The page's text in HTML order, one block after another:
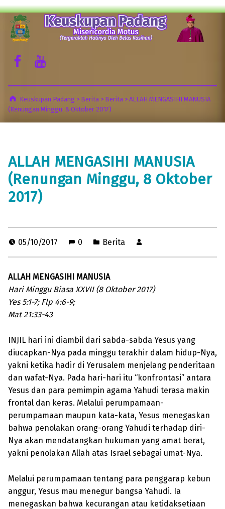
Keuskupan Padang
Facebook Komsos
Youtube Komsos
Keuskupan Padang > Berita > Berita > ALLAH MENGASIHI MANUSIA
(Renungan Minggu, 8 Oktober 2017)
ALLAH MENGASIHI MANUSIA
(Renungan Minggu, 8 Oktober
2017)
05/10/2017 0 Berita
ALLAH MENGASIHI MANUSIA
Hari Minggu Biasa XXVII (8 Oktober 2017)
Yes 5:1-7; Flp 4:6-9;
Mat 21:33-43
INJIL hari ini diambil dari sabda-sabda Yesus yang
diucapkan-Nya pada minggu terakhir dalam hidup-Nya,
yakni ketika hadir di Yerusalem menjelang penderitaan
dan wafat-Nya. Pada hari-hari itu “konfrontasi” antara
Yesus dan para pemimpin agama Yahudi terasa makin
frontal dan keras. Melalui perumpamaan-
perumpamaan maupun kata-kata, Yesus menegaskan
bahwa penolakan orang-orang Yahudi terhadap diri-
Nya akan mendatangkan hukuman yang amat berat,
yakni penolakan Allah atas Israel sebagai umat-Nya.
Melalui perumpamaan tentang para penggarap kebun
anggur, Yesus mau menegur bangsa Yahudi. Ia
menegaskan bahwa kecurangan atau ketidaksetiaan